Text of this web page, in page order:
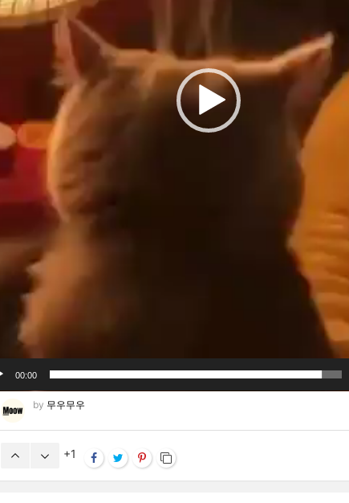
00:00
by 무우무우
1